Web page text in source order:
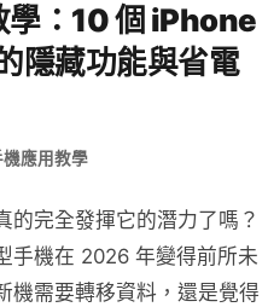
：10 個 iPhone
隱藏功能與省電
機應用教學
的完全發揮它的潛力了嗎？
手機在 2026 年變得前所未
機需要轉移資料，還是覺得